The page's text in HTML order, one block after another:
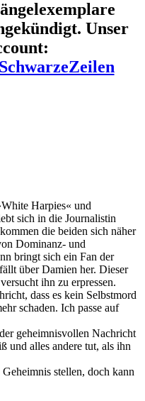
Unser
Harpies« und
sich in die Journalistin
die beiden sich näher
Dominanz- und
bringt sich ein Fan der
über Damien her. Dieser
ihn zu erpressen.
dass es kein Selbstmord
schaden. Ich passe auf
geheimnisvollen Nachricht
und alles andere tut, als ihn
stellen, doch kann